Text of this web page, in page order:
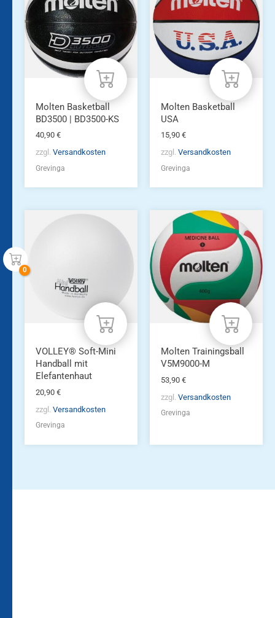
Molten Basketball
BD3500 | BD3500-KS
40,90 €
zzgl. Versandkosten
Grevinga
Molten Basketball
USA
15,90 €
zzgl. Versandkosten
Grevinga
VOLLEY® Soft-Mini
Handball mit
Elefantenhaut
20,90 €
zzgl. Versandkosten
Grevinga
Molten Trainingsball
V5M9000-M
53,90 €
zzgl. Versandkosten
Grevinga